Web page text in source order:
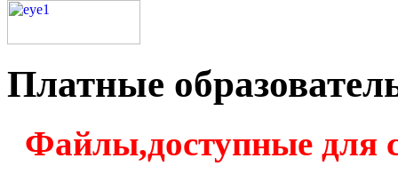
Платные
Файлы,доступные для